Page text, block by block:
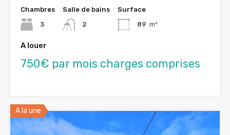
Chambres
3
Salle de bains
2
Surface
89 m²
A louer
750€ par mois charges comprises
A la une